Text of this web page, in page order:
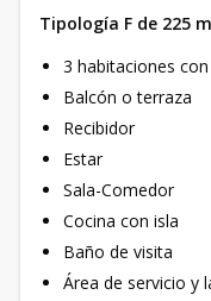
Tipología F de 225
3 habitaciones
Balcón o terraza
Recibidor
Estar
Sala-Comedor
Cocina con isla
Baño de visita
Área de servicio y